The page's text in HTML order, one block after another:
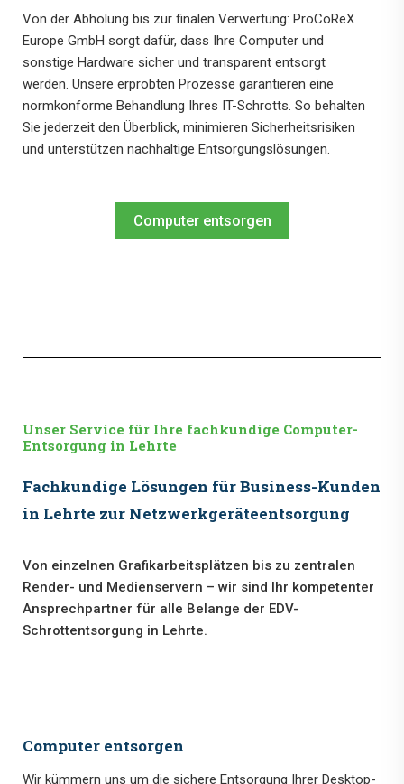
Von der Abholung bis zur finalen Verwertung: ProCoReX
Europe GmbH sorgt dafür, dass Ihre Computer und
sonstige Hardware sicher und transparent entsorgt
werden. Unsere erprobten Prozesse garantieren eine
normkonforme Behandlung Ihres IT-Schrotts. So behalten
Sie jederzeit den Überblick, minimieren Sicherheitsrisiken
und unterstützen nachhaltige Entsorgungslösungen.
Computer entsorgen
Unser Service für Ihre fachkundige Computer-
Entsorgung in Lehrte
Fachkundige Lösungen für Business-Kunden
in Lehrte zur Netzwerkgeräteentsorgung
Von einzelnen Grafikarbeitsplätzen bis zu zentralen
Render- und Medienservern – wir sind Ihr kompetenter
Ansprechpartner für alle Belange der EDV-
Schrottentsorgung in Lehrte.
Computer entsorgen
Wir kümmern uns um die sichere Entsorgung Ihrer Desktop-